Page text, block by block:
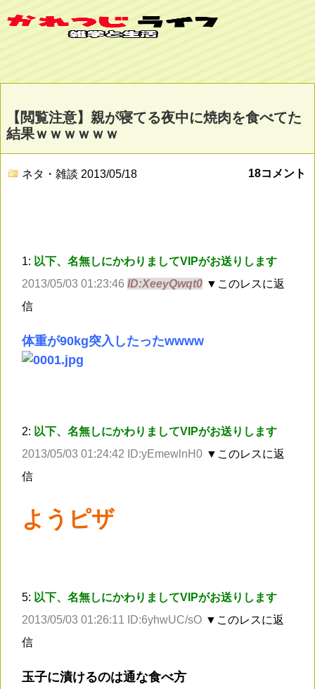
【閲覧注意】親が寝てる夜中に焼肉を食べてた
結果ｗｗｗｗｗｗ
ネタ・雑談 2013/05/18 18コメント
1: 以下、名無しにかわりましてVIPがお送りします
2013/05/03 01:23:46 ID:XeeyQwqt0 ▼このレスに返
信
体重が90kg突入したったwwww
2: 以下、名無しにかわりましてVIPがお送りします
2013/05/03 01:24:42 ID:yEmewlnH0 ▼このレスに返
信
ようピザ
5: 以下、名無しにかわりましてVIPがお送りします
2013/05/03 01:26:11 ID:6yhwUC/sO ▼このレスに返
信
玉子に漬けるのは通な食べ方